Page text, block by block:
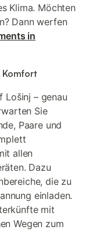
Klima. Möchten
Dann werfen
in
Komfort
Lošinj – genau
Sie
Paare und
allen
Dazu
die zu
einladen.
mit
Wegen zum